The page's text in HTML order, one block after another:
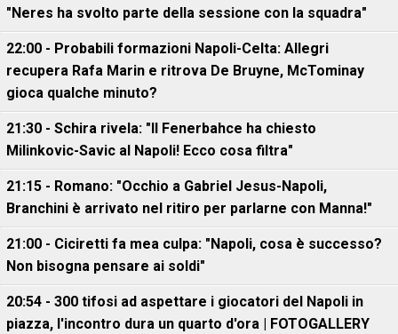
"Neres ha svolto parte della sessione con la squadra"
22:00 - Probabili formazioni Napoli-Celta: Allegri
recupera Rafa Marin e ritrova De Bruyne, McTominay
gioca qualche minuto?
21:30 - Schira rivela: "Il Fenerbahce ha chiesto
Milinkovic-Savic al Napoli! Ecco cosa filtra"
21:15 - Romano: "Occhio a Gabriel Jesus-Napoli,
Branchini è arrivato nel ritiro per parlarne con Manna!"
21:00 - Ciciretti fa mea culpa: "Napoli, cosa è successo?
Non bisogna pensare ai soldi"
20:54 - 300 tifosi ad aspettare i giocatori del Napoli in
piazza, l'incontro dura un quarto d'ora | FOTOGALLERY